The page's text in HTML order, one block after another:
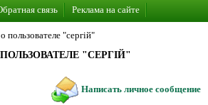
связь Реклама на сайте
сайта
свой сайт»
пользователе "сергій"
"СЕРГІЙ"
Написать личное сообщение